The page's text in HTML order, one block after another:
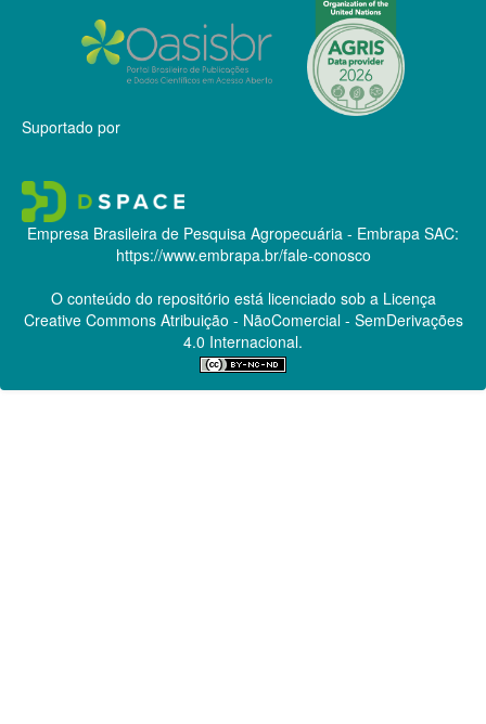
Suportado por
Empresa Brasileira de Pesquisa Agropecuária - Embrapa SAC:
https://www.embrapa.br/fale-conosco
O conteúdo do repositório está licenciado sob a Licença
Creative CommonsAtribuição - NãoComercial - SemDerivações
4.0 Internacional.